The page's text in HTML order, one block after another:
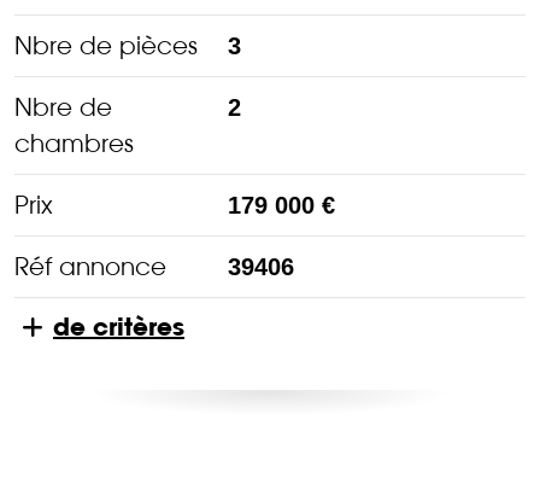
Nbre de pièces 3
Nbre de
chambres
2
Prix 179 000 €
Réf annonce 39406
de critères